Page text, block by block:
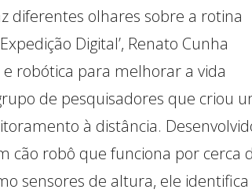
diferentes olhares sobre a rotina
Digital’, Renato Cunha
robótica para melhorar a vida
de pesquisadores que criou
à distância.
cão robô que funciona por cerca
sensores de altura, ele identifica